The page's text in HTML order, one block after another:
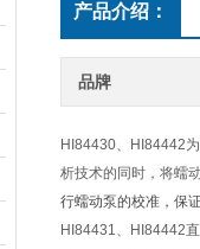
产品介绍：
品牌
HI84430、HI84442
析技术的同时，将蠕
行蠕动泵的校准，保
HI84431、HI84442